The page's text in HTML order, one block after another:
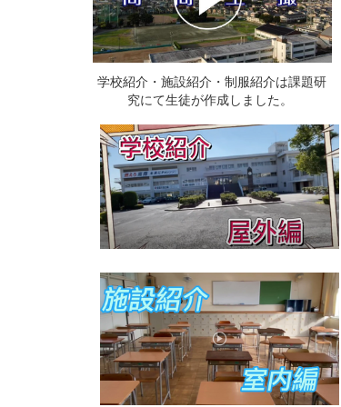
学校紹介・施設紹介・制服紹介は課題研
究にて生徒が作成しました。